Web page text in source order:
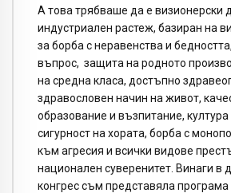
А това трябваше да е визионерски
индустриален растеж, базиран на
за борба с неравенства и
въпрос, защита на родното
на средна класа, достъпно
здравословен начин на живот,
образование и възпитание, култура
сигурност на хората, борба с
към агресия и всички видове
национален суверенитет. Винаги в
конгрес съм представяла програма